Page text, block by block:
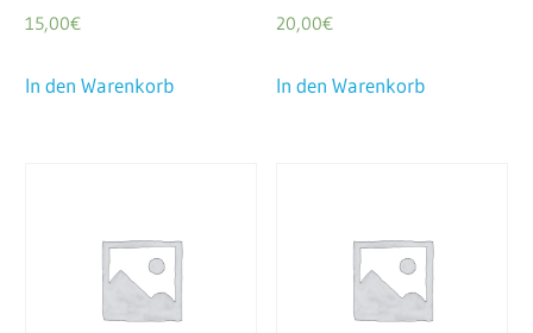
15,00€
In den Warenkorb
20,00€
In den Warenkorb